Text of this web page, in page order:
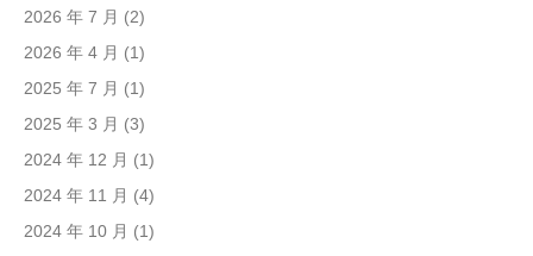
2026 年 7 月 (2)
2026 年 4 月 (1)
2025 年 7 月 (1)
2025 年 3 月 (3)
2024 年 12 月 (1)
2024 年 11 月 (4)
2024 年 10 月 (1)